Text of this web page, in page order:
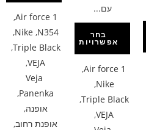
עם...
בחר
אפשרויות
Air force 1
,
Nike
,
Triple Black
,
VEJA
,
Air force 1
,
N354
,
Nike
,
Triple Black
,
VEJA
,
Veja
Panenka
,
אופנה,
אופנת רחוב,